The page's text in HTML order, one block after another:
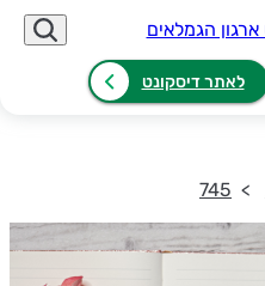
לאתר דיסקונט
745